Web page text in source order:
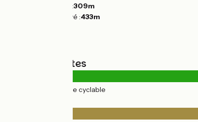
Point le plus bas :309m
Point le plus élevé :433m
Types de routes
(100%) Voie cyclable